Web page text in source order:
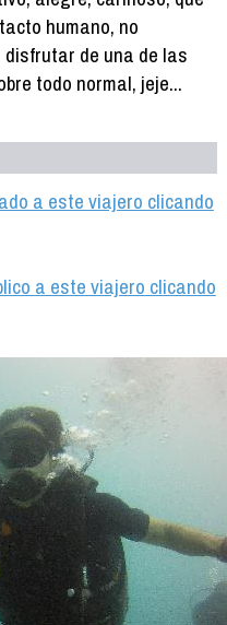
humano, no
de una de las
todo normal, jeje...
a este viajero clicando
a este viajero clicando